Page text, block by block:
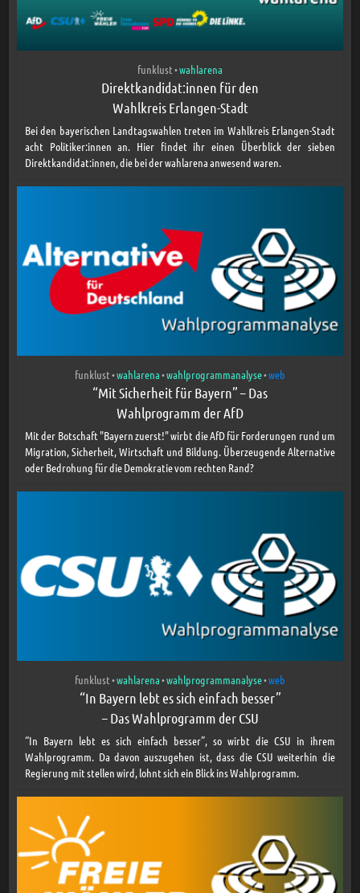
funklust•wahlarena
Direktkandidat:innen für den
Wahlkreis Erlangen-Stadt
Bei den bayerischen Landtagswahlen treten im Wahlkreis Erlangen-Stadt
acht Politiker:innen an. Hier findet ihr einen Überblick der sieben
Direktkandidat:innen, die bei der wahlarena anwesend waren.
funklust•wahlarena•wahlprogrammanalyse•web
“Mit Sicherheit für Bayern” – Das
Wahlprogramm der AfD
Mit der Botschaft "Bayern zuerst!" wirbt die AfD für Forderungen rund um
Migration, Sicherheit, Wirtschaft und Bildung. Überzeugende Alternative
oder Bedrohung für die Demokratie vom rechten Rand?
funklust•wahlarena•wahlprogrammanalyse•web
“In Bayern lebt es sich einfach besser”
– Das Wahlprogramm der CSU
“In Bayern lebt es sich einfach besser”, so wirbt die CSU in ihrem
Wahlprogramm. Da davon auszugehen ist, dass die CSU weiterhin die
Regierung mit stellen wird, lohnt sich ein Blick ins Wahlprogramm.